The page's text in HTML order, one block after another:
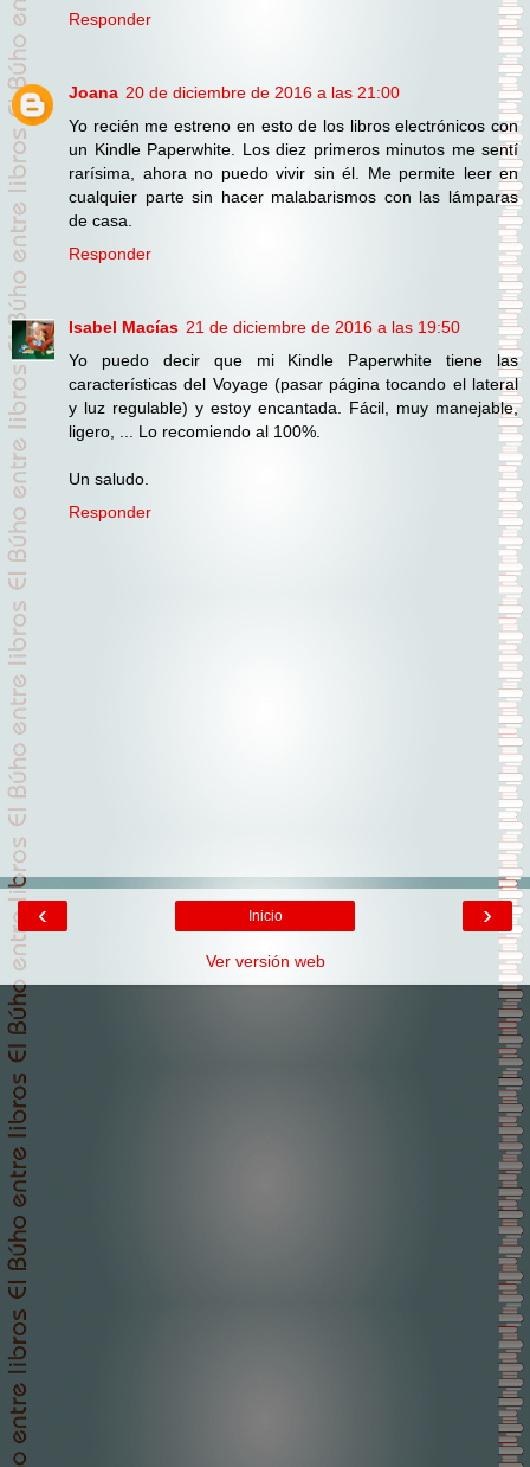
Responder
Joana 20 de diciembre de 2016 a las 21:00
Yo recién me estreno en esto de los libros electrónicos con
un Kindle Paperwhite. Los diez primeros minutos me sentí
rarísima, ahora no puedo vivir sin él. Me permite leer en
cualquier parte sin hacer malabarismos con las lámparas
de casa.
Responder
Isabel Macías 21 de diciembre de 2016 a las 19:50
Yo puedo decir que mi Kindle Paperwhite tiene las
características del Voyage (pasar página tocando el lateral
y luz regulable) y estoy encantada. Fácil, muy manejable,
ligero, ... Lo recomiendo al 100%.
Un saludo.
Responder
‹ ›
Inicio
Ver versión web